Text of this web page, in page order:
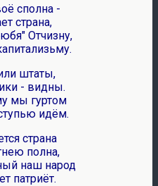
сполна -
страна,
Отчизну,
штаты,
- видны.
мы гуртом
идём.
страна
полна,
наш народ
патриёт.